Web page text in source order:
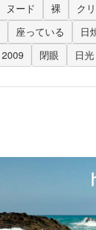
ヌード 裸 ク
座っている 日
2009 閉眼 日光